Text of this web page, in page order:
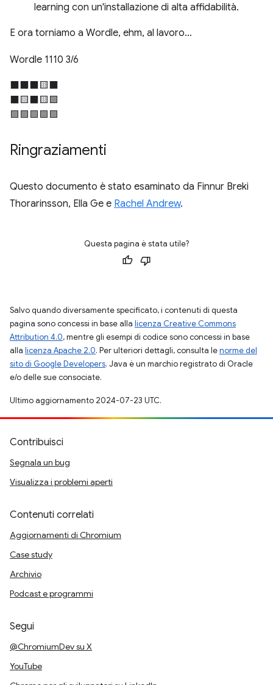
learning con un'installazione di alta affidabilità.
E ora torniamo a Wordle, ehm, al lavoro…
Wordle 1110 3/6
⬛⬛⬛🟨⬛
⬛🟨⬛🟨🟩
🟩🟩🟩🟩🟩
Ringraziamenti
Questo documento è stato esaminato da Finnur Breki
Thorarinsson, Ella Ge e Rachel Andrew.
Questa pagina è stata utile?
Salvo quando diversamente specificato, i contenuti di questa
pagina sono concessi in base alla licenza Creative Commons
Attribution 4.0, mentre gli esempi di codice sono concessi in base
alla licenza Apache 2.0. Per ulteriori dettagli, consulta lenorme del
sito di Google Developers. Java è un marchio registrato di Oracle
e/o delle sue consociate.
Ultimo aggiornamento 2024-07-23 UTC.
Contribuisci
Segnala un bug
Visualizza i problemi aperti
Contenuti correlati
Aggiornamenti di Chromium
Case study
Archivio
Podcast e programmi
Segui
@ChromiumDev su X
YouTube